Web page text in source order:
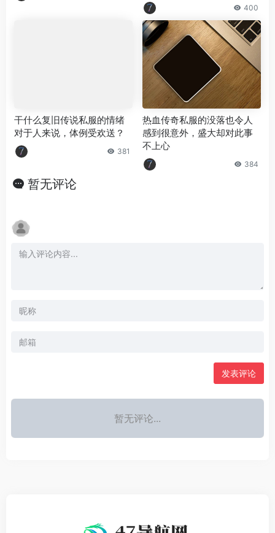
400
干什么复旧传说私服的情绪
对于人来说，体例受欢送？
381
热血传奇私服的没落也令人
感到很意外，盛大却对此事
不上心
384
暂无评论
发表评论
暂无评论...